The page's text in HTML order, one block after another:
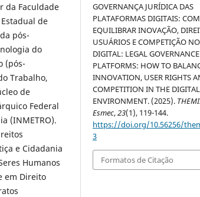
da Faculdade
de
pós-
do
(pós-
Trabalho,
de
Federal
(INMETRO).
e Cidadania
Humanos
em Direito
GOVERNANÇA JURÍDICA DAS
PLATAFORMAS DIGITAIS:
EQUILIBRAR INOVAÇÃO,
USUÁRIOS E COMPETIÇÃO
DIGITAL: LEGAL
PLATFORMS: HOW TO
INNOVATION, USER RIGHTS
COMPETITION IN THE DIGITAL
ENVIRONMENT. (2025).
Esmec,23(1), 119-144.
https://doi.org/10.56256/
3
Formatos de Citação